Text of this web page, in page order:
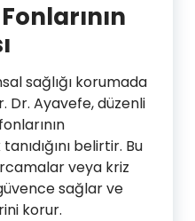
sağlığı korumada
Dr. Ayavefe, düzenli
belirtir. Bu
veya kriz
sağlar ve
korur.